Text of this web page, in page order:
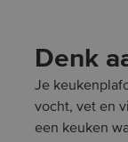
Denk
Je
vocht, vet en
een keuken